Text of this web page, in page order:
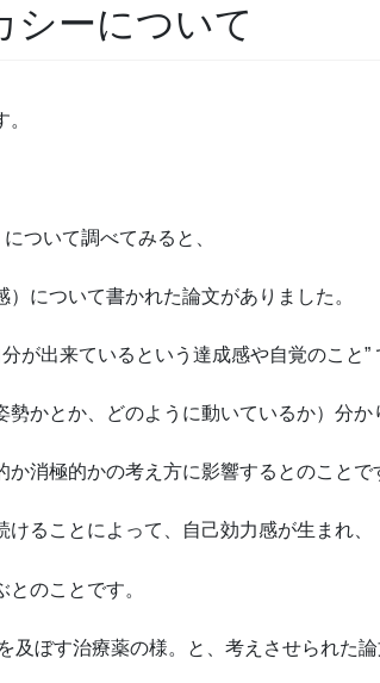
シーについて
ついて調べてみると、
について書かれた論文がありました。
が出来ているという達成感や自覚のこと”
かとか、どのように動いているか）分か
消極的かの考え方に影響するとのことで
ることによって、自己効力感が生まれ、
のことです。
及ぼす治療薬の様。と、考えさせられた論